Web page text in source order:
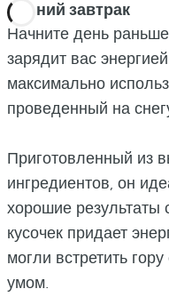
Ранний завтрак
Начните день
зарядит вас
максимально
проведенный на
Приготовленный из
ингредиентов, он
хорошие результаты
кусочек придает
могли встретить
умом.